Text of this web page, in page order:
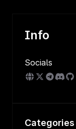
Info
Socials
Categories